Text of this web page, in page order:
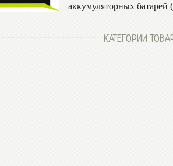
аккумуляторных
КАТЕГОРИИ